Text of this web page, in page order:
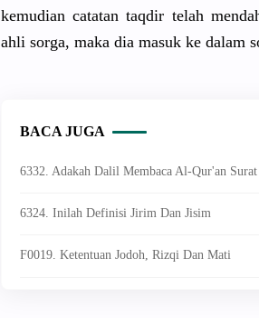
kemudian catatan taqdir telah
ahli sorga, maka dia masuk ke dalam
BACA JUGA
6332. Adakah Dalil Membaca Al-Qur'an
6324. Inilah Definisi Jirim Dan Jisim
F0019. Ketentuan Jodoh, Rizqi Dan Mati